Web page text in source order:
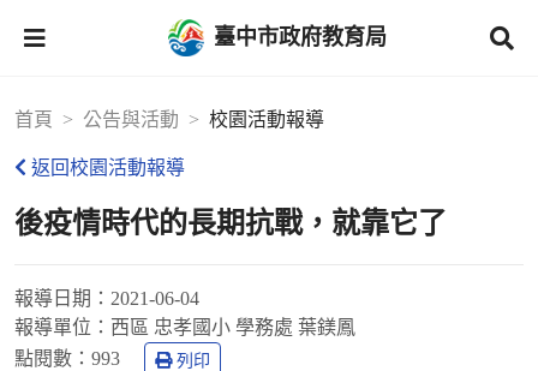
臺中市政府教育局
首頁 公告與活動 校園活動報導
返回校園活動報導
後疫情時代的長期抗戰，就靠它了
報導日期： 2021-06-04
報導單位： 西區 忠孝國小 學務處 葉鎂鳳
點閱數： 993 列印